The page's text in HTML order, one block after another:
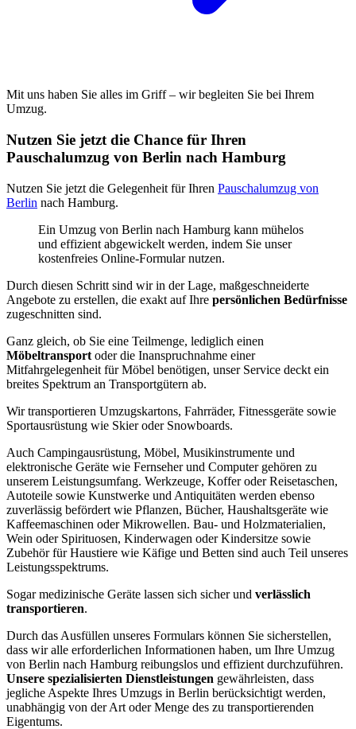
Mit uns haben Sie alles im Griff – wir begleiten Sie bei Ihrem
Umzug.
Nutzen Sie jetzt die Chance für Ihren
Pauschalumzug von Berlin nach Hamburg
Nutzen Sie jetzt die Gelegenheit für Ihren Pauschalumzug von
Berlin nach Hamburg.
Ein Umzug von Berlin nach Hamburg kann mühelos
und effizient abgewickelt werden, indem Sie unser
kostenfreies Online-Formular nutzen.
Durch diesen Schritt sind wir in der Lage, maßgeschneiderte
Angebote zu erstellen, die exakt auf Ihre persönlichen Bedürfnisse
zugeschnitten sind.
Ganz gleich, ob Sie eine Teilmenge, lediglich einen
Möbeltransport oder die Inanspruchnahme einer
Mitfahrgelegenheit für Möbel benötigen, unser Service deckt ein
breites Spektrum an Transportgütern ab.
Wir transportieren Umzugskartons, Fahrräder, Fitnessgeräte sowie
Sportausrüstung wie Skier oder Snowboards.
Auch Campingausrüstung, Möbel, Musikinstrumente und
elektronische Geräte wie Fernseher und Computer gehören zu
unserem Leistungsumfang. Werkzeuge, Koffer oder Reisetaschen,
Autoteile sowie Kunstwerke und Antiquitäten werden ebenso
zuverlässig befördert wie Pflanzen, Bücher, Haushaltsgeräte wie
Kaffeemaschinen oder Mikrowellen. Bau- und Holzmaterialien,
Wein oder Spirituosen, Kinderwagen oder Kindersitze sowie
Zubehör für Haustiere wie Käfige und Betten sind auch Teil unseres
Leistungsspektrums.
Sogar medizinische Geräte lassen sich sicher und verlässlich
transportieren.
Durch das Ausfüllen unseres Formulars können Sie sicherstellen,
dass wir alle erforderlichen Informationen haben, um Ihre Umzug
von Berlin nach Hamburg reibungslos und effizient durchzuführen.
Unsere spezialisierten Dienstleistungen gewährleisten, dass
jegliche Aspekte Ihres Umzugs in Berlin berücksichtigt werden,
unabhängig von der Art oder Menge des zu transportierenden
Eigentums.